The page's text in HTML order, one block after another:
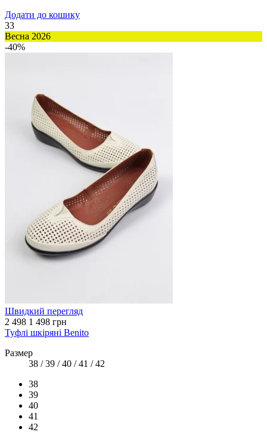
Додати до кошику
33
Весна 2026
-40%
Швидкий перегляд
2 498 1 498 грн
Туфлі шкіряні Benito
Размер
38 / 39 / 40 / 41 / 42
38
39
40
41
42